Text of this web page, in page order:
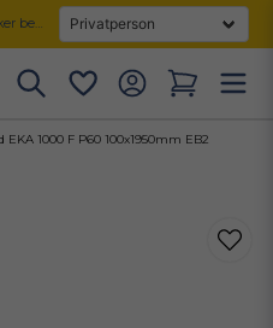
betalning
EKA 1000 F P60 100x1950mm EB2